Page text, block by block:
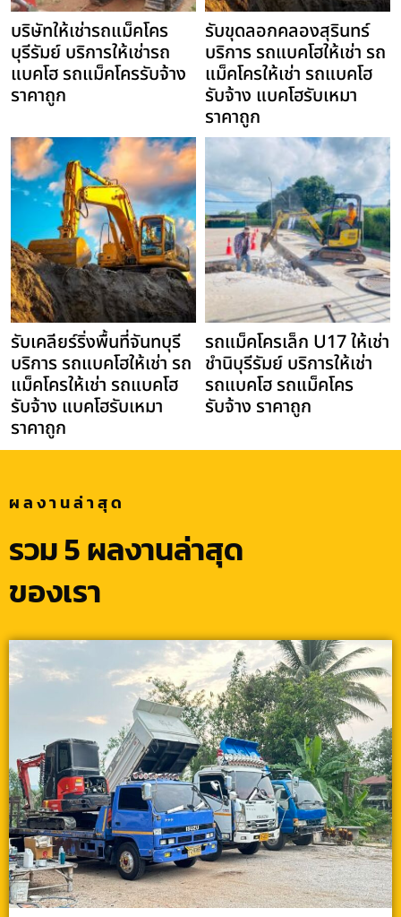
บริษัทให้เช่ารถแม็คโคร
บุรีรัมย์ บริการให้เช่ารถ
แบคโฮ รถแม็คโครรับจ้าง
ราคาถูก
รับขุดลอกคลองสุรินทร์
บริการ รถแบคโฮให้เช่า รถ
แม็คโครให้เช่า รถแบคโฮ
รับจ้าง แบคโฮรับเหมา
ราคาถูก
รับเคลียร์ริ่งพื้นที่จันทบุรี
บริการ รถแบคโฮให้เช่า รถ
แม็คโครให้เช่า รถแบคโฮ
รับจ้าง แบคโฮรับเหมา
ราคาถูก
รถแม็คโครเล็ก U17 ให้เช่า
ชำนิบุรีรัมย์ บริการให้เช่า
รถแบคโฮ รถแม็คโคร
รับจ้าง ราคาถูก
ผลงานล่าสุด
รวม 5 ผลงานล่าสุด
ของเรา